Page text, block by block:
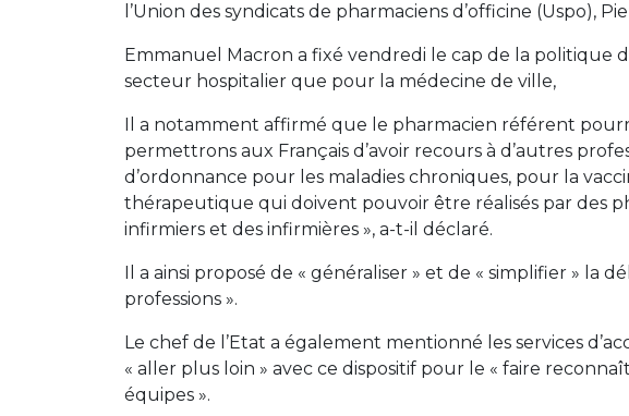
l’Union des syndicats de pharmaciens d’officine (Uspo),
Emmanuel Macron a fixé vendredi le cap de la politique
secteur hospitalier que pour la médecine de ville,
Il a notamment affirmé que le pharmacien référent
permettrons aux Français d’avoir recours à d’autres
d’ordonnance pour les maladies chroniques, pour la
thérapeutique qui doivent pouvoir être réalisés par des
infirmiers et des infirmières », a-t-il déclaré.
Il a ainsi proposé de « généraliser » et de « simplifier » la
professions ».
Le chef de l’Etat a également mentionné les services
« aller plus loin » avec ce dispositif pour le « faire
équipes ».